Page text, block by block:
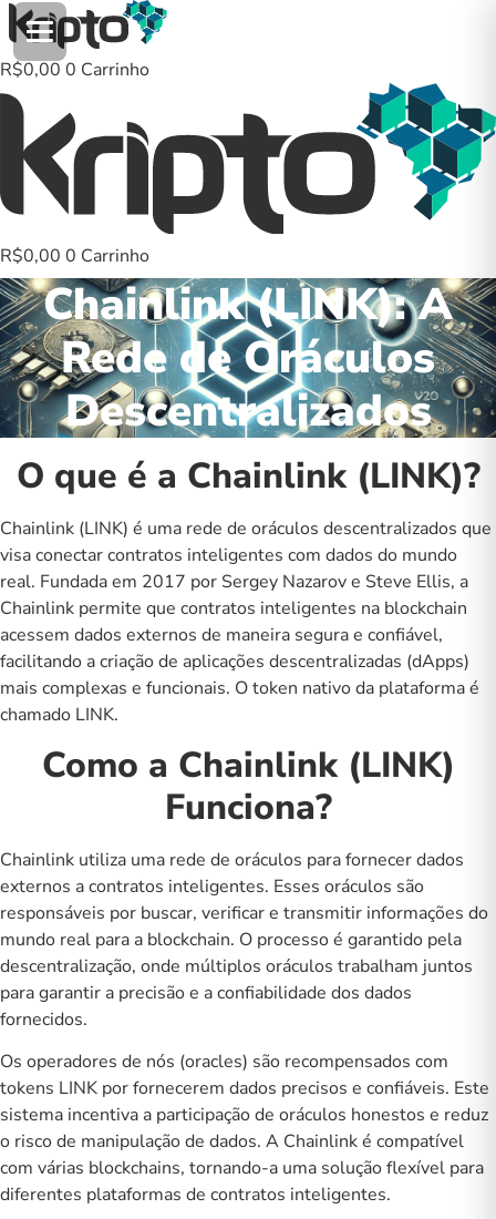
para
o
conteúdo
R$0,00 0 Carrinho
R$0,00 0 Carrinho
Chainlink (LINK): A
Rede de Oráculos
Descentralizados
O que é a Chainlink (LINK)?
Chainlink (LINK) é uma rede de oráculos descentralizados que
visa conectar contratos inteligentes com dados do mundo
real. Fundada em 2017 por Sergey Nazarov e Steve Ellis, a
Chainlink permite que contratos inteligentes na blockchain
acessem dados externos de maneira segura e confiável,
facilitando a criação de aplicações descentralizadas (dApps)
mais complexas e funcionais. O token nativo da plataforma é
chamado LINK.
Como a Chainlink (LINK)
Funciona?
Chainlink utiliza uma rede de oráculos para fornecer dados
externos a contratos inteligentes. Esses oráculos são
responsáveis por buscar, verificar e transmitir informações do
mundo real para a blockchain. O processo é garantido pela
descentralização, onde múltiplos oráculos trabalham juntos
para garantir a precisão e a confiabilidade dos dados
fornecidos.
Os operadores de nós (oracles) são recompensados com
tokens LINK por fornecerem dados precisos e confiáveis. Este
sistema incentiva a participação de oráculos honestos e reduz
o risco de manipulação de dados. A Chainlink é compatível
com várias blockchains, tornando-a uma solução flexível para
diferentes plataformas de contratos inteligentes.